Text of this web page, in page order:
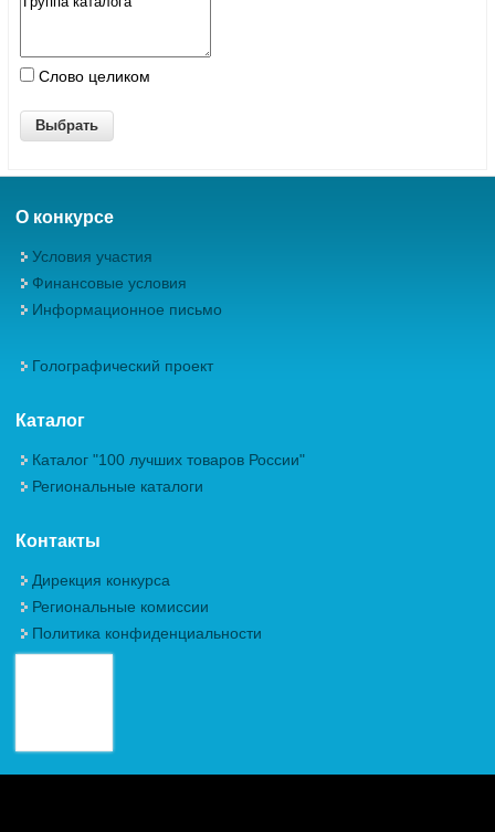
Слово целиком
О конкурсе
Условия участия
Финансовые условия
Информационное письмо
Голографический проект
Каталог
Каталог "100 лучших товаров России"
Региональные каталоги
Контакты
Дирекция конкурса
Региональные комиссии
Политика конфиденциальности